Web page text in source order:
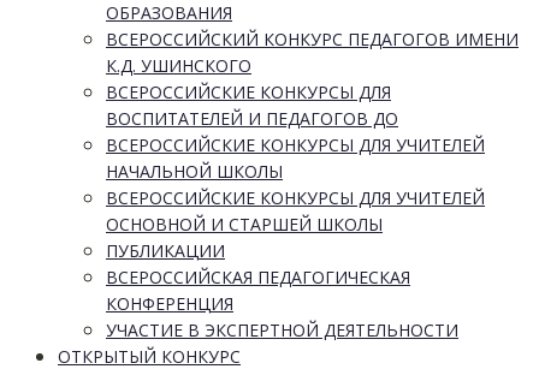
ОБРАЗОВАНИЯ
ВСЕРОССИЙСКИЙ КОНКУРС ПЕДАГОГОВ ИМЕНИ
К.Д. УШИНСКОГО
ВСЕРОССИЙСКИЕ КОНКУРСЫ ДЛЯ
ВОСПИТАТЕЛЕЙ И ПЕДАГОГОВ ДО
ВСЕРОССИЙСКИЕ КОНКУРСЫ ДЛЯ УЧИТЕЛЕЙ
НАЧАЛЬНОЙ ШКОЛЫ
ВСЕРОССИЙСКИЕ КОНКУРСЫ ДЛЯ УЧИТЕЛЕЙ
ОСНОВНОЙ И СТАРШЕЙ ШКОЛЫ
ПУБЛИКАЦИИ
ВСЕРОССИЙСКАЯ ПЕДАГОГИЧЕСКАЯ
КОНФЕРЕНЦИЯ
УЧАСТИЕ В ЭКСПЕРТНОЙ ДЕЯТЕЛЬНОСТИ
ОТКРЫТЫЙ КОНКУРС